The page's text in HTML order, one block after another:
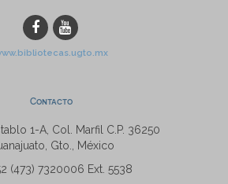
Contacto
1-A, Col. Marfil C.P. 36250
Gto., México
(473) 7320006 Ext. 5538